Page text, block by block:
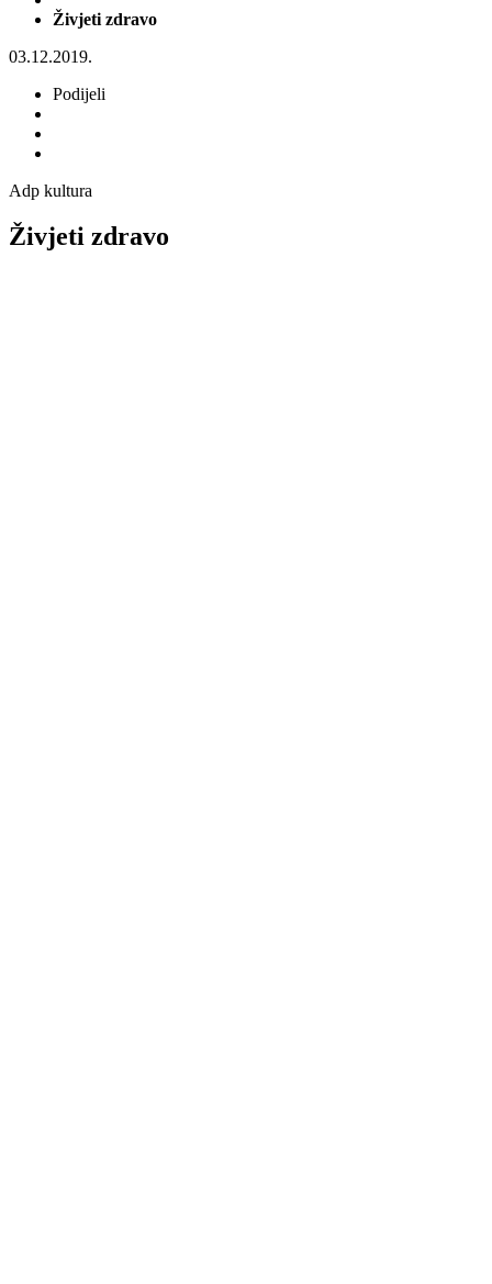
Živjeti zdravo
03.12.2019.
Podijeli
Adp kultura
Živjeti zdravo